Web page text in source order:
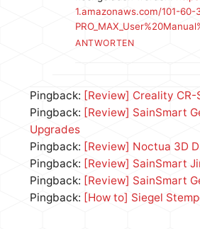
1.amazonaws.com/101-60-
ANTWORTEN
Pingback: [Review] Creality
Pingback: [Review] SainSmart
Upgrades
Pingback: [Review] Noctua 3D
Pingback: [Review] SainSmart
Pingback: [Review] SainSmart
Pingback: [How to] Siegel